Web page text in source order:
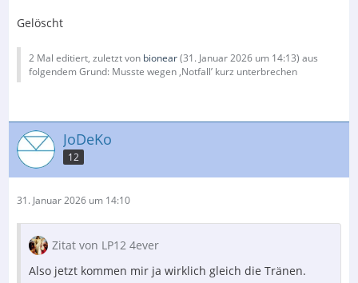
Gelöscht
2 Mal editiert, zuletzt von bionear(31. Januar 2026 um 14:13) aus
folgendem Grund: Musste wegen ‚Notfall’ kurz unterbrechen
JoDeKo
12
31. Januar 2026 um 14:10
Zitat von LP12 4ever
Also jetzt kommen mir ja wirklich gleich die Tränen.